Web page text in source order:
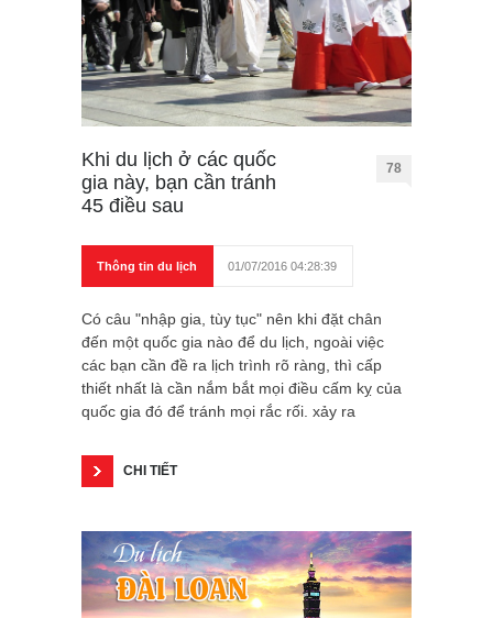
Khi du lịch ở các quốc
gia này, bạn cần tránh
45 điều sau
78
Thông tin du lịch 01/07/2016 04:28:39
Có câu "nhập gia, tùy tục" nên khi đặt chân
đến một quốc gia nào để du lịch, ngoài việc
các bạn cần đề ra lịch trình rõ ràng, thì cấp
thiết nhất là cần nắm bắt mọi điều cấm kỵ của
quốc gia đó để tránh mọi rắc rối. xảy ra
CHI TIẾT